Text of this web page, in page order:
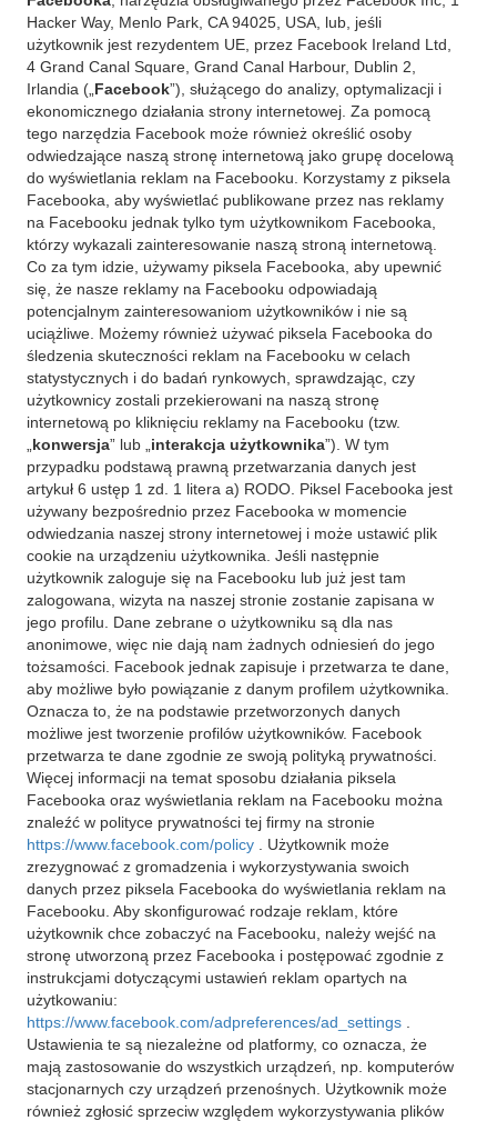
Hacker Way, Menlo Park, CA 94025, USA, lub, jeśli
użytkownik jest rezydentem UE, przez Facebook Ireland Ltd,
4 Grand Canal Square, Grand Canal Harbour, Dublin 2,
Irlandia („ Facebook”), służącego do analizy, optymalizacji i
ekonomicznego działania strony internetowej. Za pomocą
tego narzędzia Facebook może również określić osoby
odwiedzające naszą stronę internetową jako grupę docelową
do wyświetlania reklam na Facebooku. Korzystamy z piksela
Facebooka, aby wyświetlać publikowane przez nas reklamy
na Facebooku jednak tylko tym użytkownikom Facebooka,
którzy wykazali zainteresowanie naszą stroną internetową.
Co za tym idzie, używamy piksela Facebooka, aby upewnić
się, że nasze reklamy na Facebooku odpowiadają
potencjalnym zainteresowaniom użytkowników i nie są
uciążliwe. Możemy również używać piksela Facebooka do
śledzenia skuteczności reklam na Facebooku w celach
statystycznych i do badań rynkowych, sprawdzając, czy
użytkownicy zostali przekierowani na naszą stronę
internetową po kliknięciu reklamy na Facebooku (tzw.
konwersja” lub „ interakcja użytkownika”). W tym
przypadku podstawą prawną przetwarzania danych jest
artykuł 6 ustęp 1 zd. 1 litera a) RODO. Piksel Facebooka jest
używany bezpośrednio przez Facebooka w momencie
odwiedzania naszej strony internetowej i może ustawić plik
cookie na urządzeniu użytkownika. Jeśli następnie
użytkownik zaloguje się na Facebooku lub już jest tam
zalogowana, wizyta na naszej stronie zostanie zapisana w
jego profilu. Dane zebrane o użytkowniku są dla nas
anonimowe, więc nie dają nam żadnych odniesień do jego
tożsamości. Facebook jednak zapisuje i przetwarza te dane,
aby możliwe było powiązanie z danym profilem użytkownika.
Oznacza to, że na podstawie przetworzonych danych
możliwe jest tworzenie profilów użytkowników. Facebook
przetwarza te dane zgodnie ze swoją polityką prywatności.
Więcej informacji na temat sposobu działania piksela
Facebooka oraz wyświetlania reklam na Facebooku można
znaleźć w polityce prywatności tej firmy na stronie
https://www.facebook.com/policy
. Użytkownik może
zrezygnować z gromadzenia i wykorzystywania swoich
danych przez piksela Facebooka do wyświetlania reklam na
Facebooku. Aby skonfigurować rodzaje reklam, które
użytkownik chce zobaczyć na Facebooku, należy wejść na
stronę utworzoną przez Facebooka i postępować zgodnie z
instrukcjami dotyczącymi ustawień reklam opartych na
użytkowaniu:
https://www.facebook.com/adpreferences/ad_settings
Ustawienia te są niezależne od platformy, co oznacza, że
mają zastosowanie do wszystkich urządzeń, np. komputerów
stacjonarnych czy urządzeń przenośnych. Użytkownik może
również zgłosić sprzeciw względem wykorzystywania plików